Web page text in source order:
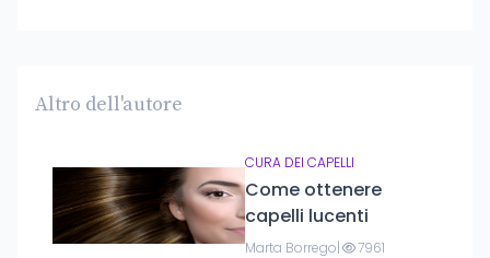
Altro dell'autore
CURA DEI CAPELLI
Come ottenere
capelli lucenti
Marta Borrego| 7961